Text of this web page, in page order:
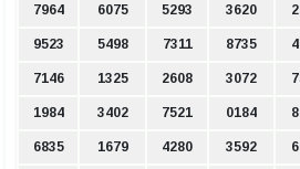
7964 6075 5293 3620
9523 5498 7311 8735
7146 1325 2608 3072
1984 3402 7521 0184
6835 1679 4280 3592